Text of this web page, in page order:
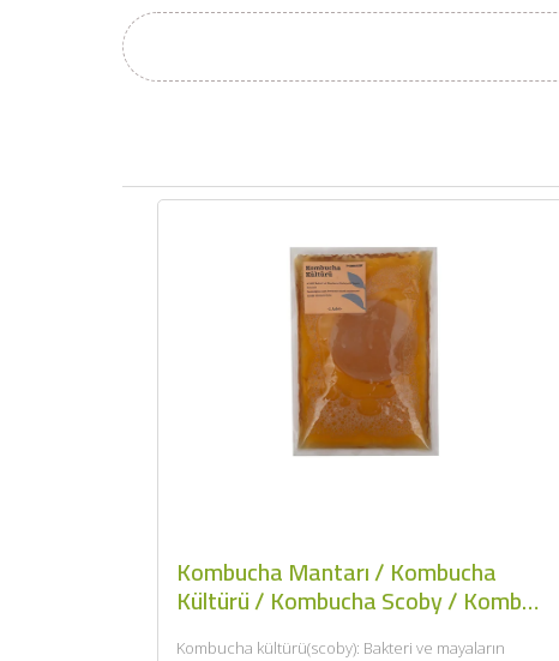
Kombucha Mantarı / Kombucha
Kültürü / Kombucha Scoby / Kombu
Çayı - KombuScoby
Kombucha kültürü(scoby): Bakteri ve mayaların